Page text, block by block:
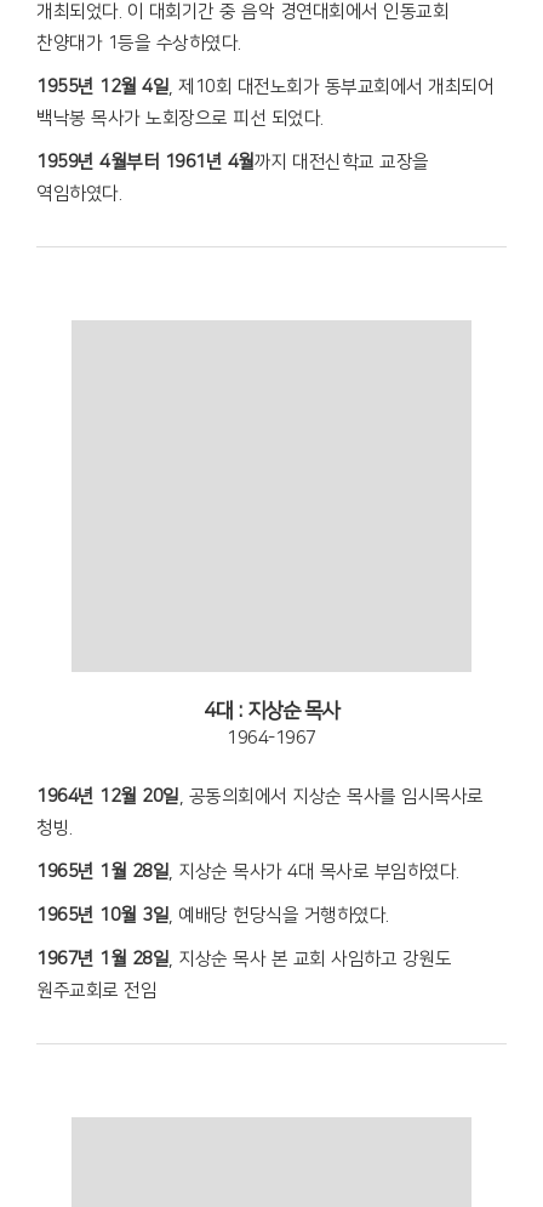
개최되었다. 이 대회기간 중 음악 경연대회에서 인동교회
찬양대가 1등을 수상하였다.
1955년 12월 4일 , 제10회 대전노회가 동부교회에서 개최되어
백낙봉 목사가 노회장으로 피선 되었다.
1959년 4월부터 1961년 4월까지 대전신학교 교장을
역임하였다.
4대 : 지상순 목사
1964-1967
1964년 12월 20일 , 공동의회에서 지상순 목사를 임시목사로
청빙.
1965년 1월 28일 , 지상순 목사가 4대 목사로 부임하였다.
1965년 10월 3일 , 예배당 헌당식을 거행하였다.
1967년 1월 28일 , 지상순 목사 본 교회 사임하고 강원도
원주교회로 전임